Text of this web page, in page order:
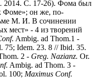
2014. С. 17-26). Фома был
Фоме»; он же, по-
М. И. В сочинении
мест» - 4 из творений
Ambig. ad Thom.1 -
75; Idem. 23. 8 // Ibid. 35.
2 - Greg. Nazianz. Оr.
Ambig. ad Thom. 3 -
100; Maximus Conf.